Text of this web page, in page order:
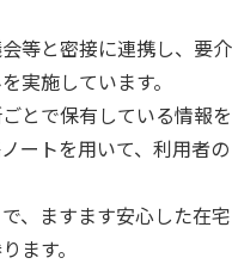
等と密接に連携し、要介
実施しています。
とで保有している情報を
ートを用いて、利用者の
、ますます安心した在宅
ます。